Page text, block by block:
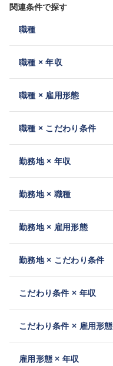
関連条件で探す
職種
職種 × 年収
職種 × 雇用形態
職種 × こだわり条件
勤務地 × 年収
勤務地 × 職種
勤務地 × 雇用形態
勤務地 × こだわり条件
こだわり条件 × 年収
こだわり条件 × 雇用形態
雇用形態 × 年収